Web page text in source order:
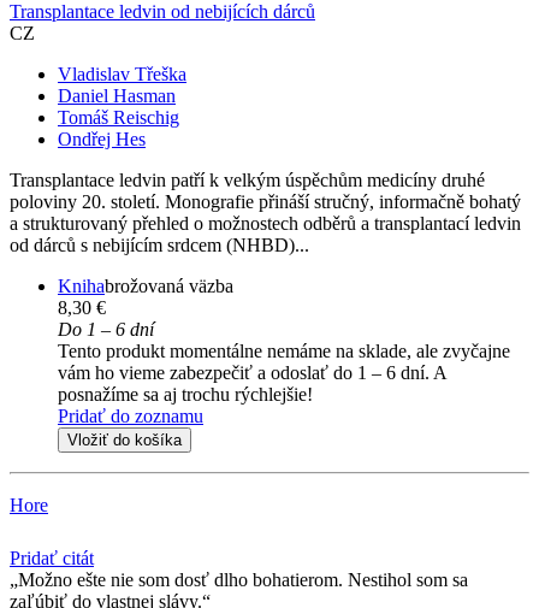
Transplantace ledvin od nebijících dárců
CZ
Vladislav Třeška
Daniel Hasman
Tomáš Reischig
Ondřej Hes
Transplantace ledvin patří k velkým úspěchům medicíny druhé
poloviny 20. století. Monografie přináší stručný, informačně bohatý
a strukturovaný přehled o možnostech odběrů a transplantací ledvin
od dárců s nebijícím srdcem (NHBD)...
Knihabrožovaná väzba
8,30 €
Do 1 – 6 dní
Tento produkt momentálne nemáme na sklade, ale zvyčajne
vám ho vieme zabezpečiť a odoslať do 1 – 6 dní. A
posnažíme sa aj trochu rýchlejšie!
Pridať do zoznamu
Vložiť do košíka
Hore
Pridať citát
Možno ešte nie som dosť dlho bohatierom. Nestihol som sa
zaľúbiť do vlastnej slávy.